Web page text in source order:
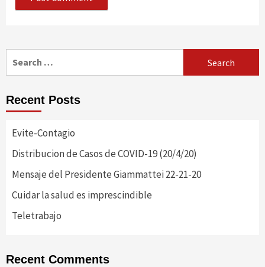
Recent Posts
Evite-Contagio
Distribucion de Casos de COVID-19 (20/4/20)
Mensaje del Presidente Giammattei 22-21-20
Cuidar la salud es imprescindible
Teletrabajo
Recent Comments